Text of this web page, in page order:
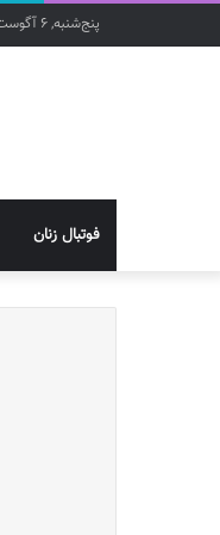
پنج‌شنبه, 6 آگوست 2026
فوتبال زنان